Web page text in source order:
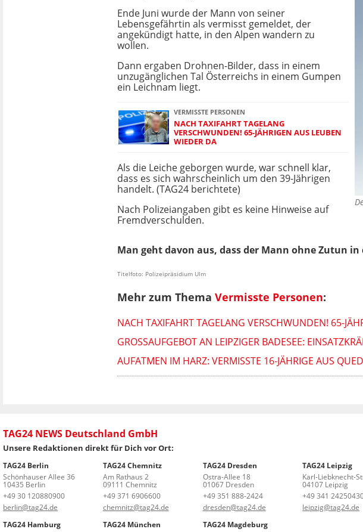
Ende Juni wurde der Mann von seiner
Lebensgefährtin als vermisst gemeldet, der
angekündigt hatte, in den Alpen wandern zu
wollen.
Dann ergaben Drohnen-Bilder, dass in einem
unzugänglichen Tal Österreichs in einem Gumpen
ein Leichnam liegt.
VERMISSTE PERSONEN
NACH TAXIFAHRT TAGELANG
VERSCHWUNDEN! 65-JÄHRIGEN AUS LEUBEN
WIEDER DA
Als die Leiche geborgen wurde, war schnell klar,
dass es sich wahrscheinlich um den 39-Jährigen
handelt. (TAG24 berichtete)
Nach Polizeiangaben gibt es keine Hinweise auf
Fremdverschulden.
Man geht davon aus, dass der Mann ohne Zutun in
Titelfoto: Polizeipräsidium Ulm
Mehr zum Thema Vermisste Personen:
NACH TAXIFAHRT TAGELANG VERSCHWUNDEN! 65-
GROSSAUFGEBOT AN LEIPZIGER BADESEE:
AUFATMEN IM HARZ: VERMISSTE 16-JÄHRIGE AUS
TAG24 NEWS Deutschland GmbH
Unsere Redaktionen direkt für Dich vor Ort:
TAG24 Berlin
Schönhauser Allee 36
10435 Berlin
+49 30 120880900
berlin@tag24.de
TAG24 Chemnitz
Am Rathaus 2
09111 Chemnitz
+49 371 6906600
chemnitz@tag24.de
TAG24 Dresden
Ostra-Allee 18
01067 Dresden
+49 351 888-2424
dresden@tag24.de
TAG24 Leipzig
Karl-Liebknecht-
04107 Leipzig
+49 341
leipzig@tag24.de
TAG24 Hamburg
TAG24 München
TAG24 Magdeburg